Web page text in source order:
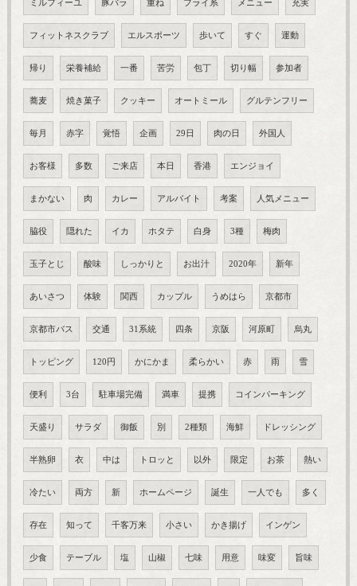
ミルフィーユ 豚バラ 重ね フライ系 メニュー 充実
フィットネスクラブ エルスポーツ 歩いて すぐ 運動
帰り 栄養補給 一番 苦労 包丁 切り幅 参加者
蕎麦 焼き菓子 クッキー オートミール グルテンフリー
毎月 赤字 覚悟 企画 29日 肉の日 外国人
お客様 多数 ご来店 本日 香港 エンジョイ
まかない 肉 カレー アルバイト 考案 人気メニュー
脇役 隠れた イカ ホタテ 白身 3種 梅肉
玉子とじ 酸味 しっかりと お出汁 2020年 新年
あいさつ 体験 関西 カップル うめはら 京都市
京都市バス 交通 31系統 四条 京阪 河原町 烏丸
トッピング 120円 かにかま 柔らかい 赤 雨 雪
便利 3台 駐車場完備 満車 提携 コインパーキング
天盛り サラダ 御飯 別 2種類 海鮮 ドレッシング
半熟卵 衣 中は トロッと 以外 限定 お茶 熱い
冷たい 両方 新 ホームページ 誕生 一人でも 多く
存在 知って 千客万来 小さい かき揚げ インゲン
少食 テーブル 塩 山椒 七味 用意 味変 旨味